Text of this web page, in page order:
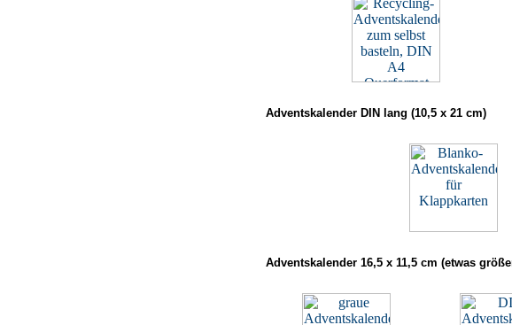
Adventskalender DIN lang (10,5 x 21 cm)
Adventskalender 16,5 x 11,5 cm (etwas